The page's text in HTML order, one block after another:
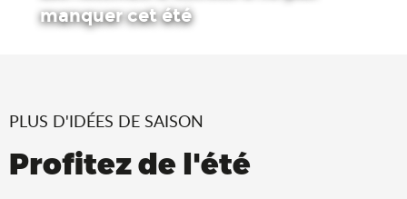
manquer cet été
PLUS D'IDÉES DE SAISON
Profitez de l'été